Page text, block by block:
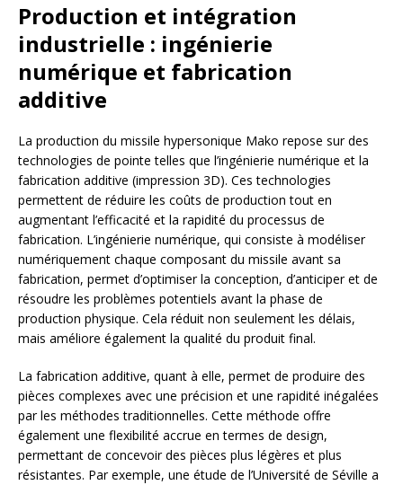
Production et intégration
industrielle : ingénierie
numérique et fabrication
additive
La production du missile hypersonique Mako repose sur des
technologies de pointe telles que l’ingénierie numérique et la
fabrication additive (impression 3D). Ces technologies
permettent de réduire les coûts de production tout en
augmentant l’efficacité et la rapidité du processus de
fabrication. L’ingénierie numérique, qui consiste à modéliser
numériquement chaque composant du missile avant sa
fabrication, permet d’optimiser la conception, d’anticiper et de
résoudre les problèmes potentiels avant la phase de
production physique. Cela réduit non seulement les délais,
mais améliore également la qualité du produit final.
La fabrication additive, quant à elle, permet de produire des
pièces complexes avec une précision et une rapidité inégalées
par les méthodes traditionnelles. Cette méthode offre
également une flexibilité accrue en termes de design,
permettant de concevoir des pièces plus légères et plus
résistantes. Par exemple, une étude de l’Université de Séville a